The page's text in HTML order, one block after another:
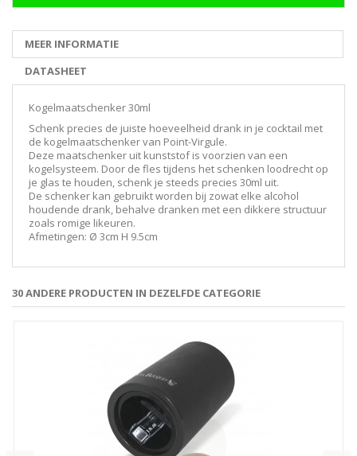
MEER INFORMATIE
DATASHEET
Kogelmaatschenker 30ml
Schenk precies de juiste hoeveelheid drank in je cocktail met
de kogelmaatschenker van Point-Virgule.
Deze maatschenker uit kunststof is voorzien van een
kogelsysteem. Door de fles tijdens het schenken loodrecht op
je glas te houden, schenk je steeds precies 30ml uit.
De schenker kan gebruikt worden bij zowat elke alcohol
houdende drank, behalve dranken met een dikkere structuur
zoals romige likeuren.
Afmetingen: Ø 3cm H 9.5cm
30 ANDERE PRODUCTEN IN DEZELFDE CATEGORIE